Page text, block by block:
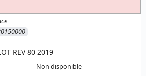
REV 80 2019
Non disponible